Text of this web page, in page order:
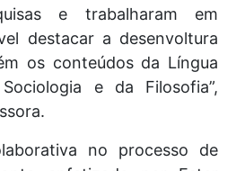
e trabalharam em
destacar a desenvoltura
os conteúdos da Língua
e da Filosofia”,
no processo de